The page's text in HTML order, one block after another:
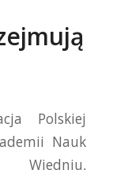
Polskiej
Nauk
Wiedniu,